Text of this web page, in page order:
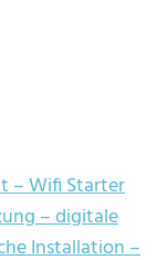
– Wifi Starter
– digitale
Installation –